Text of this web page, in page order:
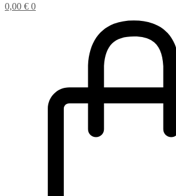
0,00 € 0